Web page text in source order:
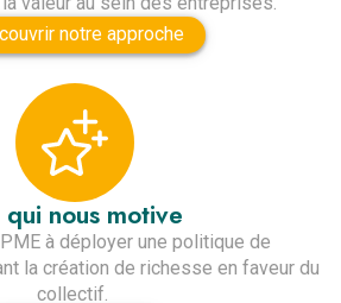
notre approche
qui nous motive
à déployer une politique de
la création de richesse en faveur du
collectif.